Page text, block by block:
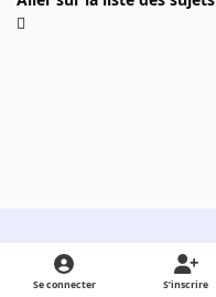
Light ModeDark ModeSystem Preference
Se connecter S’inscrire